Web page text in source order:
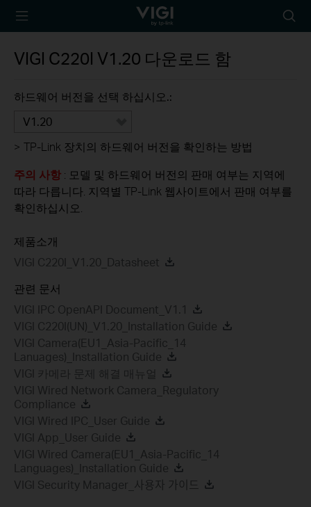
TP-Link, Reliably
아
이
VIGI C220I V1.20 다운로드 함
하드웨어 버전을 선택 하십시오.:
V1.20
> TP-Link 장치의 하드웨어 버전을 확인하는 방법
주의 사항 : 모델 및 하드웨어 버전의 판매 여부는 지역에
따라 다릅니다. 지역별 TP-Link 웹사이트에서 판매 여부를
확인하십시오.
제품소개
VIGI C220I_V1.20_Datasheet
관련 문서
VIGI IPC OpenAPI Document_V1.1
VIGI C220I(UN)_V1.20_Installation Guide
VIGI Camera(EU1_Asia-Pacific_14
Lanuages)_Installation Guide
VIGI 카메라 문제 해결 매뉴얼
VIGI Wired Network Camera_Regulatory
Compliance
VIGI Wired IPC_User Guide
VIGI App_User Guide
VIGI Wired Camera(EU1_Asia-Pacific_14
Languages)_Installation Guide
VIGI Security Manager_사용자 가이드